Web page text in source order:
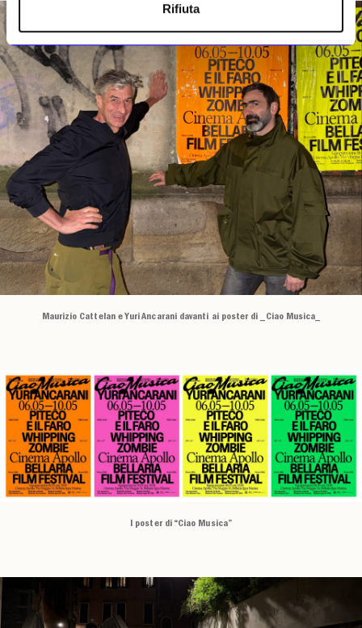
Rifiuta
Maurizio Cattelan e Yuri Ancarani davanti ai poster di _Ciao Musica_
I poster di “Ciao Musica”